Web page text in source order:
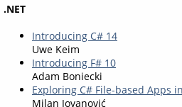
.NET
Introducing C# 14
Uwe Keim
Introducing F# 10
Adam Boniecki
Exploring C# File-based Apps
Milan Jovanović